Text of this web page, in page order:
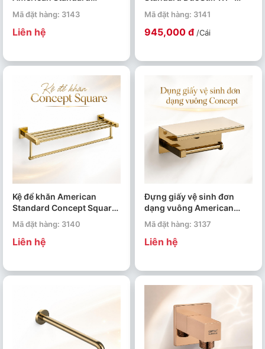
Mã đặt hàng: 3143
Liên hệ
Mã đặt hàng: 3141
945,000 đ /Cái
Kệ để khăn American
Standard Concept Square
FFAS0495CS
Mã đặt hàng: 3140
Liên hệ
Đựng giấy vệ sinh đơn
dạng vuông American
Standard Concept WF-
0498CS
Mã đặt hàng: 3137
Liên hệ